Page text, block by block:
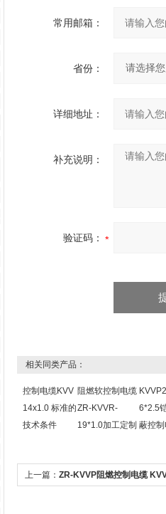
常用邮箱：
省份：
详细地址：
补充说明：
验证码：
相关同类产品：
控制电缆KVV
14x1.0 标准的
技术条件
阻燃软控制电缆
ZR-KVVR-
19*1.0加工定制
6*2.5
蔽控
上一篇： ZR-KVVP阻燃控制电缆